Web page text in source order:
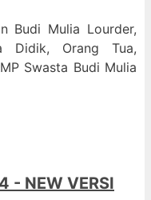
Budi Mulia Lourder,
Didik, Orang Tua,
Swasta Budi Mulia
- NEW VERSI